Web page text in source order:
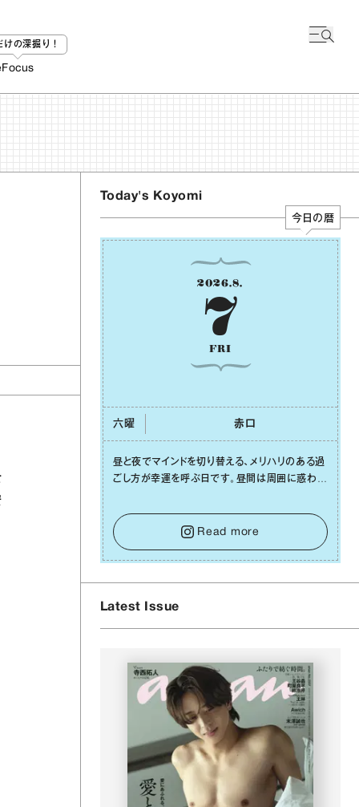
けの深掘り！
Focus
Today's Koyomi
今日の暦
2026.8.
7
FRI
六曜 ⾚⼝
昼と夜でマインドを切り替える、メリハリのある過
ごし⽅が幸運を呼ぶ⽇です。昼間は周囲に惑わさ
をキープして。そして夜は、疲れや寂しさから⽢
い⾔葉に流されないよう、⼼にしっかりブレーキ
をかけること。この意識の切り替えが、あなたに
確かな安⼼感をもたらすはずです。
Read more
Latest Issue